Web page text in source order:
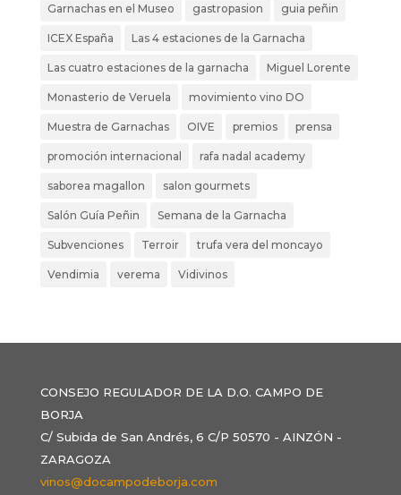
Garnachas en el Museo gastropasion guia peñin
ICEX España Las 4 estaciones de la Garnacha
Las cuatro estaciones de la garnacha Miguel Lorente
Monasterio de Veruela movimiento vino DO
Muestra de Garnachas OIVE premios prensa
promoción internacional rafa nadal academy
saborea magallon salon gourmets
Salón Guía Peñin Semana de la Garnacha
Subvenciones Terroir trufa vera del moncayo
Vendimia verema Vidivinos
CONSEJO REGULADOR DE LA D.O. CAMPO DE
BORJA
C/ Subida de San Andrés, 6 C/P 50570 - AINZÓN -
ZARAGOZA
vinos@docampodeborja.com